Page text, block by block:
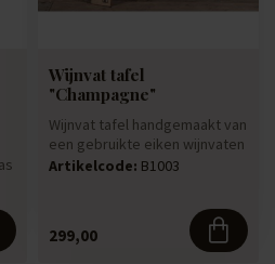
Wijnvat tafel
"Champagne"
Wijnvat tafel handgemaakt van
een gebruikte eiken wijnvaten
die jarenlang hebben...
Artikelcode: B1003
299,00